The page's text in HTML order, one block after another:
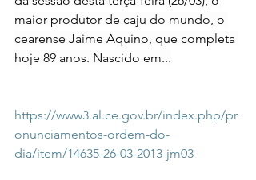
maior produtor de caju do mundo, o
cearense Jaime Aquino, que completa
hoje 89 anos. Nascido em...
https://www3.al.ce.gov.br/index.php/pr
onunciamentos-ordem-do-
dia/item/14635-26-03-2013-jm03